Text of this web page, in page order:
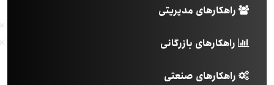
راهکارهای مدیریتی
راهکارهای بازرگانی
راهکارهای صنعتی